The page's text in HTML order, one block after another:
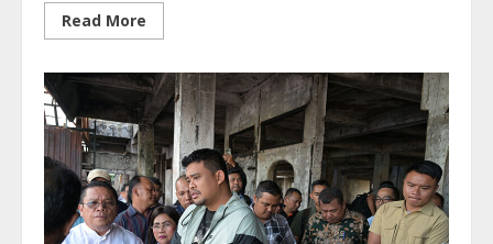
Read More
more
Guncang
Perumahan
Elite
Grand
Polonia
Medan,
Diduga
Akibat
Kebocoran
Pipa
Gas